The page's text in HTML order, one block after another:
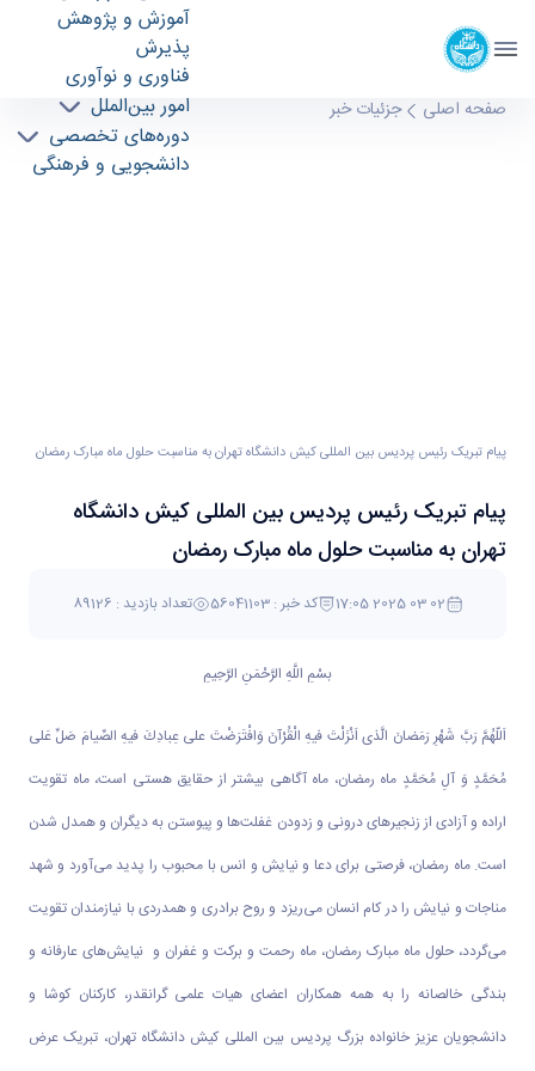
آموزش و پژوهش
پذیرش
فناوری و نوآوری
امور بین‌الملل
دوره‌های تخصصی
دانشجویی و فرهنگی
پیام تبریک رئیس پردیس بین المللی کیش
دانشگاه تهران به مناسبت حلول ماه مبارک رمضان
صفحه اصلی جزئیات خبر
پیام تبریک رئیس پردیس بین المللی کیش دانشگاه تهران به مناسبت حلول ماه مبارک رمضان
پیام تبریک رئیس پردیس بین المللی کیش دانشگاه
بسْمِ اللَّهِ الرَّحْمَنِ الرَّحِيمِ
اَللّهُمَّ رَبَّ شَهْرِ رَمَضانَ الَّذى اَنْزَلْتَ فيهِ الْقُرْآنَ وَافْتَرَضْتَ على عِبادِكَ فيهِ الصِّيامَ صَلِّ عَلى
مُحَمَّدٍ وَ آلِ مُحَمَّدٍ ماه رمضان، ماه آگاهی بیشتر از حقایق هستی است، ماه تقویت
اراده و آزادی از زنجیرهای درونی و زدودن غفلت‌ها و پیوستن به دیگران و همدل شدن
است. ماه رمضان، فرصتی برای دعا و نیایش و انس با محبوب را پدید می‌آورد و شهد
مناجات و نیایش را در کام انسان می‌ریزد و روح برادری و همدردی با نیازمندان تقویت
می‌گردد، حلول ماه مبارک رمضان، ماه رحمت و برکت و غفران و نیایش‌های عارفانه و